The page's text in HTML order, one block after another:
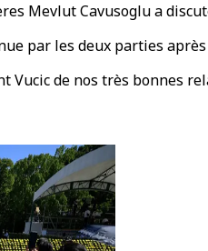
Mevlut Cavusoglu a
par les deux parties
Vucic de nos très bonnes